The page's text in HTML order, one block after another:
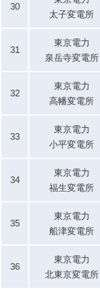
30
太子変電所
31
東京電力
泉岳寺変電所
32
東京電力
高幡変電所
33
東京電力
小平変電所
34
東京電力
福生変電所
35
東京電力
船津変電所
36
東京電力
北東京変電所